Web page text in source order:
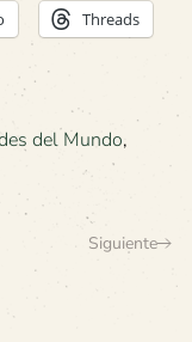
Threads
del Mundo,
Siguiente